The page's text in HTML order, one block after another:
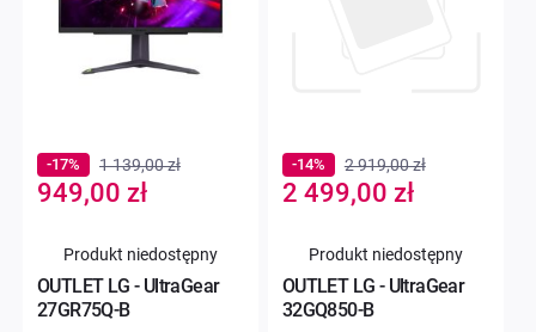
OUTLET LG - UltraGear
27GR75Q-B
Special
Price
949,00 zł
-17% 1 139,00 zł
Produkt niedostępny
OUTLET LG - UltraGear
32GQ850-B
Special
Price
2 499,00 zł
-14% 2 919,00 zł
Produkt niedostępny